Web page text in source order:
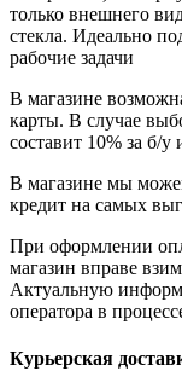
только внешнего
стекла. Идеально
рабочие задачи
В магазине
карты. В случае
составит 10% за б/у
В магазине мы
кредит на самых
При оформлении
магазин вправе
Актуальную
оператора в
Курьерская